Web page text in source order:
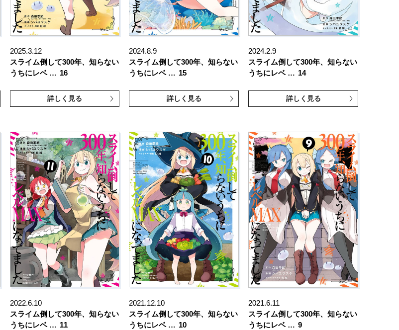
2025.3.12
スライム倒して300年、知らない
うちにレベ … 16
詳しく見る
2024.8.9
スライム倒して300年、知らない
うちにレベ … 15
詳しく見る
2024.2.9
スライム倒して300年、知らない
うちにレベ … 14
詳しく見る
2022.6.10
スライム倒して300年、知らない
うちにレベ … 11
2021.12.10
スライム倒して300年、知らない
うちにレベ … 10
2021.6.11
スライム倒して300年、知らない
うちにレベ … 9